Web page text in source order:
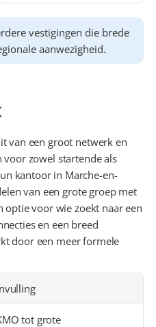
vestigingen die brede
aanwezigheid.
van een groot netwerk en
zowel startende als
kantoor in Marche-en-
van een grote groep met
optie voor wie zoekt naar een
en een breed
door een meer formele
tot grote